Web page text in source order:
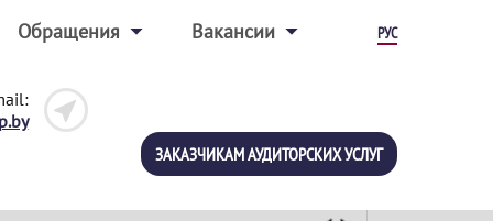
Обращения Вакансии РУС
ЗАКАЗЧИКАМ АУДИТОРСКИХ УСЛУГ